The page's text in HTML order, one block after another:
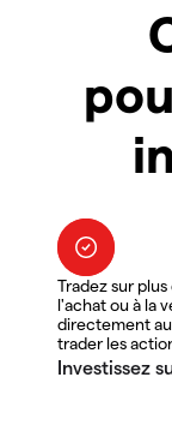
Tradez sur
l'achat ou à la
directement
trader les